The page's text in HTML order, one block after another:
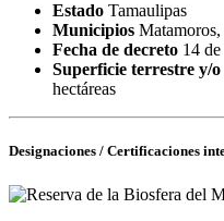
Estado Tamaulipas
Municipios
Fecha de decreto 14
Superficie terrestre y/
hectáreas
Designaciones / Certificaciones